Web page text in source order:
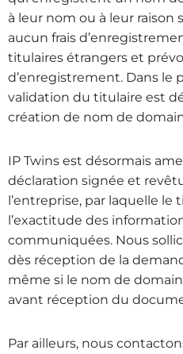
à leur nom ou à leur raison
aucun frais
titulaires étrangers et
d’enregistrement. Dans le
validation du titulaire est
création de nom de
IP Twins est désormais
déclaration signée et
l’entreprise, par laquelle
l’exactitude des
communiquées. Nous
dès réception de la
même si le nom de
avant réception du
Par ailleurs, nous